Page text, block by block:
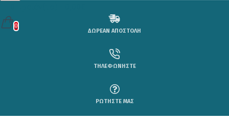
0
ΔΩΡΕΑΝ ΑΠΟΣΤΟΛΗ
ΤΗΛΕΦΩΝΗΣΤΕ
ΡΩΤΗΣΤΕ ΜΑΣ